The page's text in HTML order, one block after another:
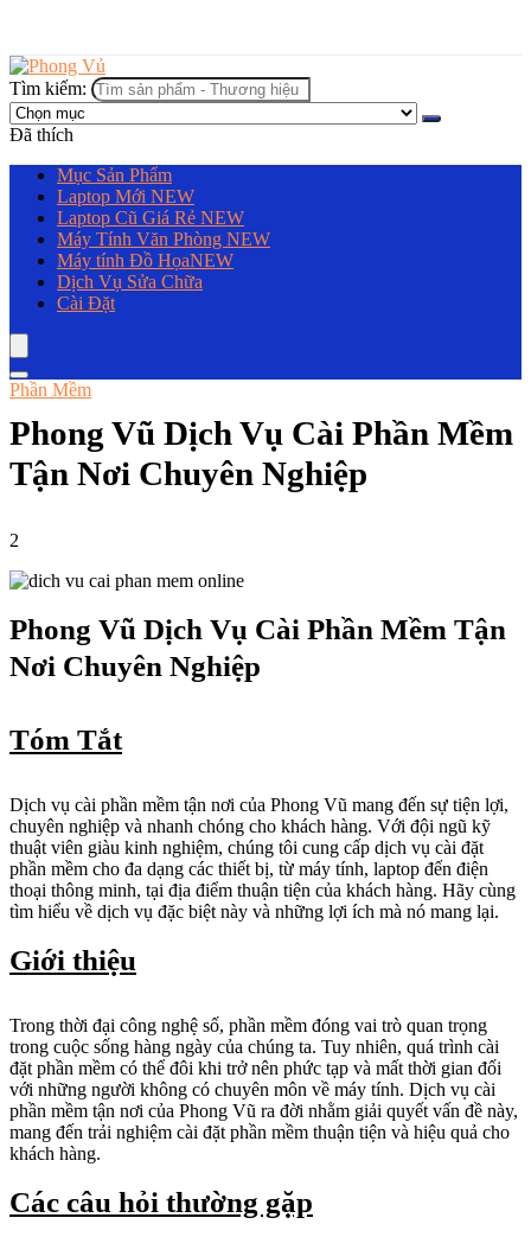
Tìm kiếm:
Đã thích
Mục Sản Phẩm
Laptop Mới NEW
Laptop Cũ Giá Rẻ NEW
Máy Tính Văn Phòng NEW
Máy tính Đồ HọaNEW
Dịch Vụ Sửa Chữa
Cài Đặt
Phần Mềm
Phong Vũ Dịch Vụ Cài Phần Mềm
Tận Nơi Chuyên Nghiệp
2
Phong Vũ Dịch Vụ Cài Phần Mềm Tận
Nơi Chuyên Nghiệp
Tóm Tắt
Dịch vụ cài phần mềm tận nơi của Phong Vũ mang đến sự tiện lợi,
chuyên nghiệp và nhanh chóng cho khách hàng. Với đội ngũ kỹ
thuật viên giàu kinh nghiệm, chúng tôi cung cấp dịch vụ cài đặt
phần mềm cho đa dạng các thiết bị, từ máy tính, laptop đến điện
thoại thông minh, tại địa điểm thuận tiện của khách hàng. Hãy cùng
tìm hiểu về dịch vụ đặc biệt này và những lợi ích mà nó mang lại.
Giới thiệu
Trong thời đại công nghệ số, phần mềm đóng vai trò quan trọng
trong cuộc sống hàng ngày của chúng ta. Tuy nhiên, quá trình cài
đặt phần mềm có thể đôi khi trở nên phức tạp và mất thời gian đối
với những người không có chuyên môn về máy tính. Dịch vụ cài
phần mềm tận nơi của Phong Vũ ra đời nhằm giải quyết vấn đề này,
mang đến trải nghiệm cài đặt phần mềm thuận tiện và hiệu quả cho
khách hàng.
Các câu hỏi thường gặp